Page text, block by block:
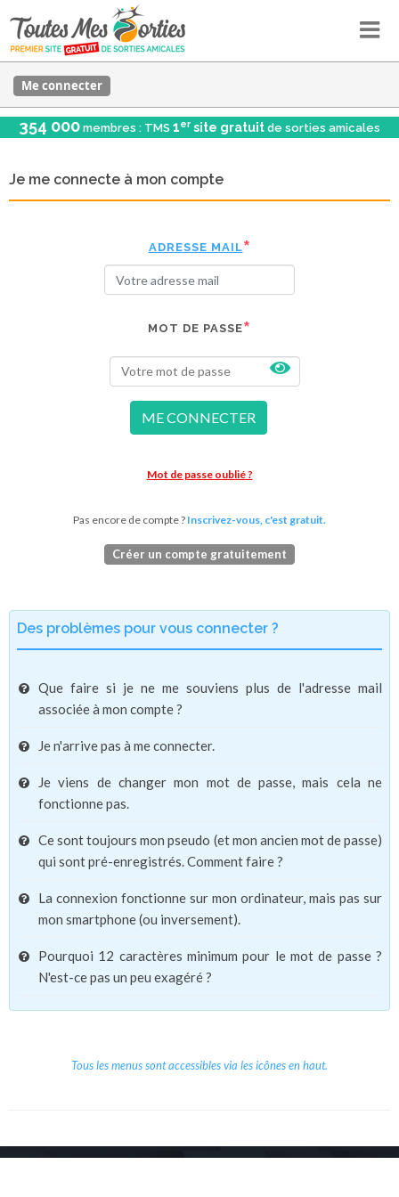
Me connecter
354 000 membres : TMS 1er site gratuit de sorties amicales
Je me connecte à mon compte
ADRESSE MAIL
MOT DE PASSE
ME CONNECTER
Mot de passe oublié ?
Pas encore de compte ? Inscrivez-vous, c'est gratuit.
Créer un compte gratuitement
Des problèmes pour vous connecter ?
Que faire si je ne me souviens plus de l'adresse mail
associée à mon compte ?
Je n'arrive pas à me connecter.
Je viens de changer mon mot de passe, mais cela ne
fonctionne pas.
Ce sont toujours mon pseudo (et mon ancien mot de passe)
qui sont pré-enregistrés. Comment faire ?
La connexion fonctionne sur mon ordinateur, mais pas sur
mon smartphone (ou inversement).
Pourquoi 12 caractères minimum pour le mot de passe ?
N'est-ce pas un peu exagéré ?
Tous les menus sont accessibles via les icônes en haut.